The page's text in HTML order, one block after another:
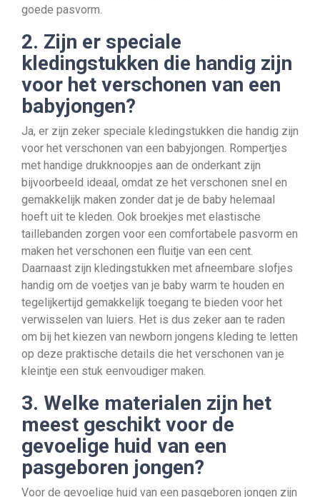
goede pasvorm.
2. Zijn er speciale
kledingstukken die handig zijn
voor het verschonen van een
babyjongen?
Ja, er zijn zeker speciale kledingstukken die handig zijn
voor het verschonen van een babyjongen. Rompertjes
met handige drukknoopjes aan de onderkant zijn
bijvoorbeeld ideaal, omdat ze het verschonen snel en
gemakkelijk maken zonder dat je de baby helemaal
hoeft uit te kleden. Ook broekjes met elastische
taillebanden zorgen voor een comfortabele pasvorm en
maken het verschonen een fluitje van een cent.
Daarnaast zijn kledingstukken met afneembare slofjes
handig om de voetjes van je baby warm te houden en
tegelijkertijd gemakkelijk toegang te bieden voor het
verwisselen van luiers. Het is dus zeker aan te raden
om bij het kiezen van newborn jongens kleding te letten
op deze praktische details die het verschonen van je
kleintje een stuk eenvoudiger maken.
3. Welke materialen zijn het
meest geschikt voor de
gevoelige huid van een
pasgeboren jongen?
Voor de gevoelige huid van een pasgeboren jongen zijn